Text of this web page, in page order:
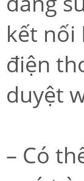
kết nối
điện
duyệt
– Có